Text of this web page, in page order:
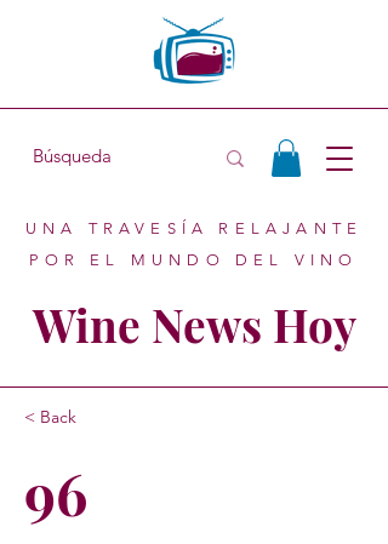
Wine News Hoy
UNA TRAVESÍA RELAJANTE
POR EL MUNDO DEL VINO
< Back
96